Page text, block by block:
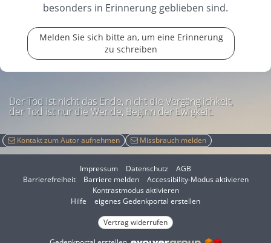
besonders in Erinnerung geblieben sind.
Melden Sie sich bitte an, um eine Erinnerung
zu schreiben
Der Tod ist nicht das Ende, nicht die Vergänglichkeit,
der Tod ist nur die Wende, Beginn der Ewigkeit.
Kontakt zum Autor aufnehmen Missbrauch melden
Impressum Datenschutz
AGB
Barrierefreiheit
Barriere melden
I
m
A
c
Accessibility-Modus aktivieren
I
m
Kontrastmodus aktivieren
Hilfe
eigenes Gedenkportal erstellen
Vertrag widerrufen